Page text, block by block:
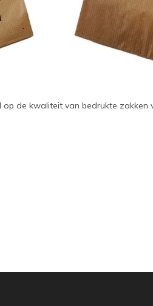
de kwaliteit van bedrukte zakken